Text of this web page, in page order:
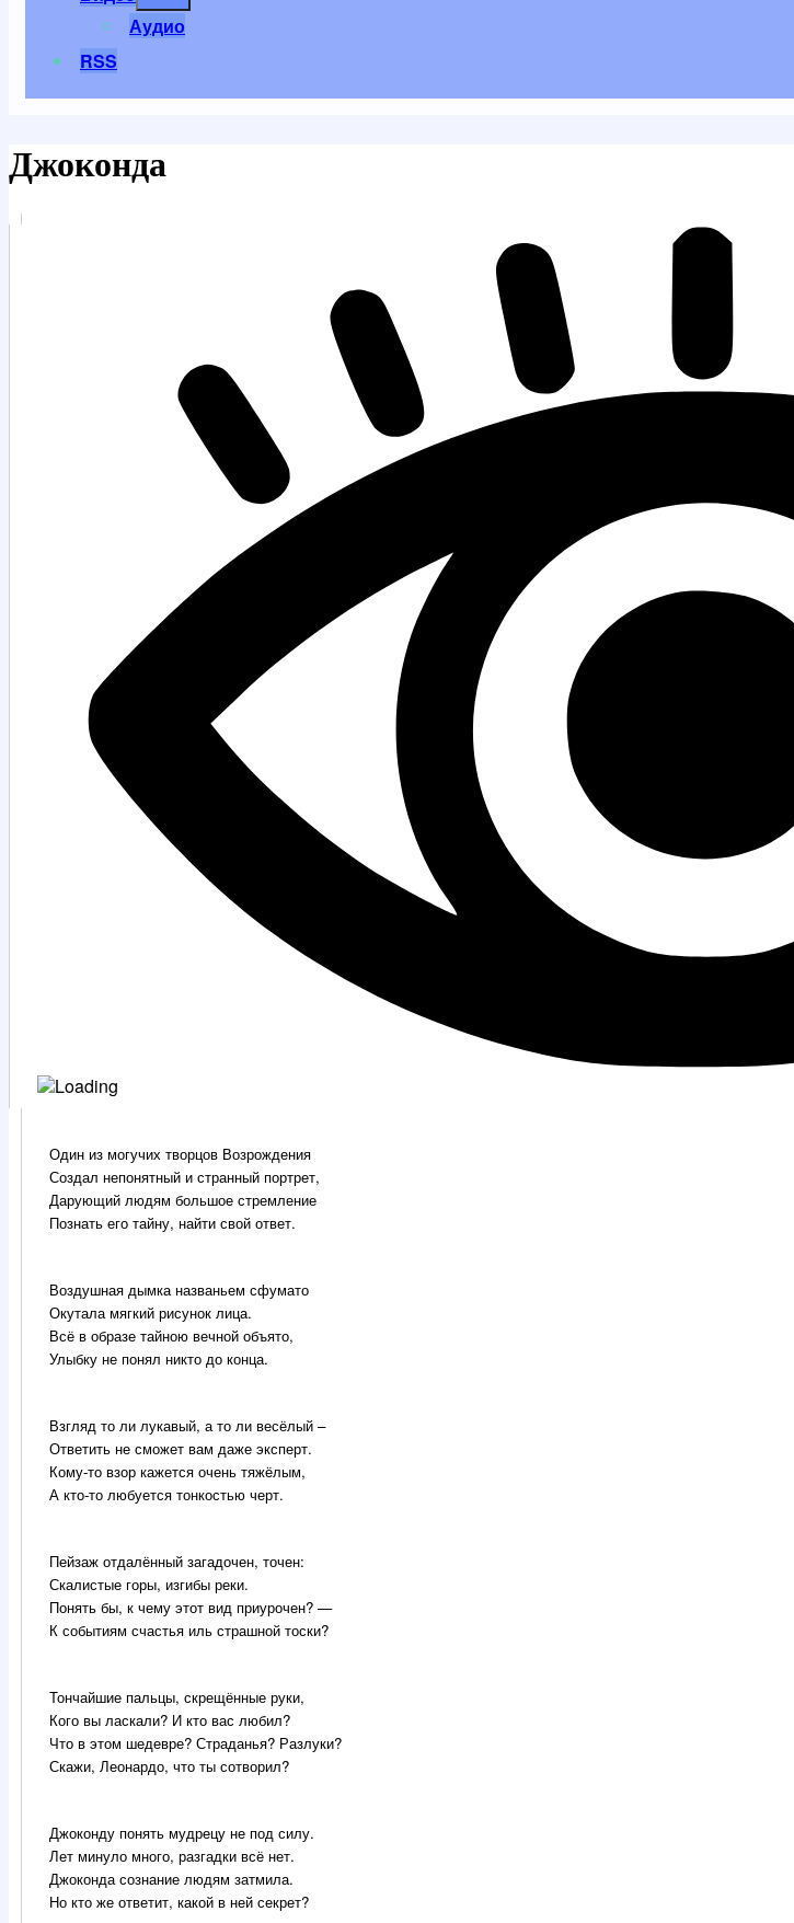
Аудио
RSS
Джоконда
Один из могучих творцов Возрождения
Создал непонятный и странный портрет,
Дарующий людям большое стремление
Познать его тайну, найти свой ответ.
Воздушная дымка названьем сфумато
Окутала мягкий рисунок лица.
Всё в образе тайною вечной объято,
Улыбку не понял никто до конца.
Взгляд то ли лукавый, а то ли весёлый –
Ответить не сможет вам даже эксперт.
Кому-то взор кажется очень тяжёлым,
А кто-то любуется тонкостью черт.
Пейзаж отдалённый загадочен, точен:
Скалистые горы, изгибы реки.
Понять бы, к чему этот вид приурочен? —
К событиям счастья иль страшной тоски?
Тончайшие пальцы, скрещённые руки,
Кого вы ласкали? И кто вас любил?
Что в этом шедевре? Страданья? Разлуки?
Скажи, Леонардо, что ты сотворил?
Джоконду понять мудрецу не под силу.
Лет минуло много, разгадки всё нет.
Джоконда сознание людям затмила.
Но кто же ответит, какой в ней секрет?